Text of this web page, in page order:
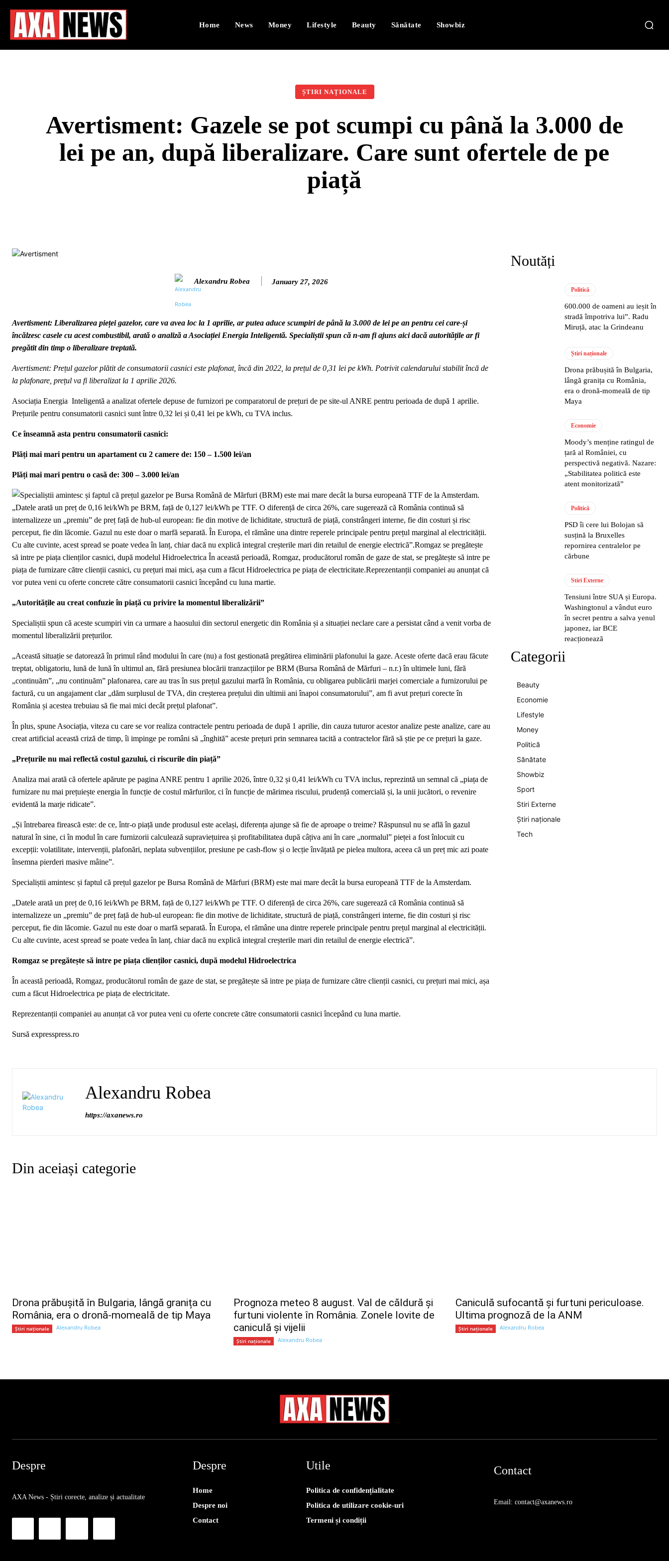
Home News Money Lifestyle Beauty Sănătate Showbiz
ȘTIRI NAȚIONALE
Avertisment: Gazele se pot scumpi cu până la 3.000 de
lei pe an, după liberalizare. Care sunt ofertele de pe
piață
Alexandru Robea January 27, 2026
Avertisment: Liberalizarea pieței gazelor, care va avea loc la 1 aprilie, ar putea aduce scumpiri de până la 3.000 de lei pe an pentru cei care-și
încălzesc casele cu acest combustibil, arată o analiză a Asociației Energia Inteligentă. Specialiștii spun că n-am fi ajuns aici dacă autoritățile ar fi
pregătit din timp o liberalizare treptată.
Avertisment: Prețul gazelor plătit de consumatorii casnici este plafonat, încă din 2022, la prețul de 0,31 lei pe kWh. Potrivit calendarului stabilit încă de
la plafonare, prețul va fi liberalizat la 1 aprilie 2026.
Asociația Energia Inteligentă a analizat ofertele depuse de furnizori pe comparatorul de prețuri de pe site-ul ANRE pentru perioada de după 1 aprilie.
Prețurile pentru consumatorii casnici sunt între 0,32 lei și 0,41 lei pe kWh, cu TVA inclus.
Ce înseamnă asta pentru consumatorii casnici:
Plăți mai mari pentru un apartament cu 2 camere de: 150 – 1.500 lei/an
Plăți mai mari pentru o casă de: 300 – 3.000 lei/an
„Autoritățile au creat confuzie în piață cu privire la momentul liberalizării”
Specialiștii spun că aceste scumpiri vin ca urmare a haosului din sectorul energetic din România și a situației neclare care a persistat când a venit vorba de
momentul liberalizării prețurilor.
„Această situație se datorează în primul rând modului în care (nu) a fost gestionată pregătirea eliminării plafonului la gaze. Aceste oferte dacă erau făcute
treptat, obligatoriu, lună de lună în ultimul an, fără presiunea blocării tranzacțiilor pe BRM (Bursa Română de Mărfuri – n.r.) în ultimele luni, fără
„continuăm”, „nu continuăm” plafonarea, care au tras în sus prețul gazului marfă în România, cu obligarea publicării marjei comerciale a furnizorului pe
factură, cu un angajament clar „dăm surplusul de TVA, din creșterea prețului din ultimii ani înapoi consumatorului”, am fi avut prețuri corecte în
România și acestea trebuiau să fie mai mici decât prețul plafonat”.
În plus, spune Asociația, viteza cu care se vor realiza contractele pentru perioada de după 1 aprilie, din cauza tuturor acestor analize peste analize, care au
creat artificial această criză de timp, îi impinge pe români să „înghită” aceste prețuri prin semnarea tacită a contractelor fără să știe pe ce prețuri la gaze.
„Prețurile nu mai reflectă costul gazului, ci riscurile din piață”
Analiza mai arată că ofertele apărute pe pagina ANRE pentru 1 aprilie 2026, între 0,32 și 0,41 lei/kWh cu TVA inclus, reprezintă un semnal că „piața de
furnizare nu mai prețuiește energia în funcție de costul mărfurilor, ci în funcție de mărimea riscului, prudență comercială și, la unii jucători, o revenire
evidentă la marje ridicate”.
„Și întrebarea firească este: de ce, într-o piață unde produsul este același, diferența ajunge să fie de aproape o treime? Răspunsul nu se află în gazul
natural în sine, ci în modul în care furnizorii calculează supraviețuirea și profitabilitatea după câțiva ani în care „normalul” pieței a fost înlocuit cu
excepții: volatilitate, intervenții, plafonări, neplata subvențiilor, presiune pe cash-flow și o lecție învățată pe pielea multora, aceea că un preț mic azi poate
însemna pierderi masive mâine”.
Specialiștii amintesc și faptul că prețul gazelor pe Bursa Română de Mărfuri (BRM) este mai mare decât la bursa europeană TTF de la Amsterdam.
„Datele arată un preț de 0,16 lei/kWh pe BRM, față de 0,127 lei/kWh pe TTF. O diferență de circa 26%, care sugerează că România continuă să
internalizeze un „premiu” de preț față de hub-ul european: fie din motive de lichiditate, structură de piață, constrângeri interne, fie din costuri și risc
perceput, fie din lăcomie. Gazul nu este doar o marfă separată. În Europa, el rămâne una dintre reperele principale pentru prețul marginal al electricității.
Cu alte cuvinte, acest spread se poate vedea în lanț, chiar dacă nu explică integral creșterile mari din retailul de energie electrică”.
Romgaz se pregătește să intre pe piața clienților casnici, după modelul Hidroelectrica
În această perioadă, Romgaz, producătorul român de gaze de stat, se pregătește să intre pe piața de furnizare către clienții casnici, cu prețuri mai mici, așa
cum a făcut Hidroelectrica pe piața de electricitate.
Reprezentanții companiei au anunțat că vor putea veni cu oferte concrete către consumatorii casnici începând cu luna martie.
Sursă expresspress.ro
Noutăți
Politică
600.000 de oameni au ieșit în
stradă împotriva lui”. Radu
Miruță, atac la Grindeanu
Știri naționale
Drona prăbușită în Bulgaria,
lângă granița cu România,
era o dronă-momeală de tip
Maya
Economie
Moody’s menține ratingul de
țară al României, cu
perspectivă negativă. Nazare:
„Stabilitatea politică este
atent monitorizată”
Politică
PSD îi cere lui Bolojan să
susțină la Bruxelles
repornirea centralelor pe
cărbune
Stiri Externe
Tensiuni între SUA și Europa.
Washingtonul a vândut euro
în secret pentru a salva yenul
japonez, iar BCE
reacționează
Categorii
Beauty
Economie
Lifestyle
Money
Politică
Sănătate
Showbiz
Sport
Stiri Externe
Știri naționale
Tech
Alexandru Robea
https://axanews.ro
Din aceiași categorie
Drona prăbușită în Bulgaria, lângă granița cu
România, era o dronă-momeală de tip Maya
Știri naționale Alexandru Robea
Prognoza meteo 8 august. Val de căldură și
furtuni violente în România. Zonele lovite de
caniculă și vijelii
Știri naționale Alexandru Robea
Caniculă sufocantă și furtuni periculoase.
Ultima prognoză de la ANM
Știri naționale Alexandru Robea
Despre
AXA News - Știri corecte, analize și actualitate
Despre
Home
Despre noi
Contact
Utile
Politica de confidențialitate
Politica de utilizare cookie-uri
Termeni și condiții
Contact
Email: contact@axanews.ro